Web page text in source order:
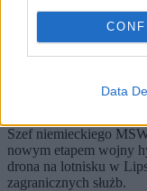
Data
O krok od
MSW mówi o
Szef niemieckiego
nowym etapem wojny
drona na lotnisku w
zagranicznych służb.